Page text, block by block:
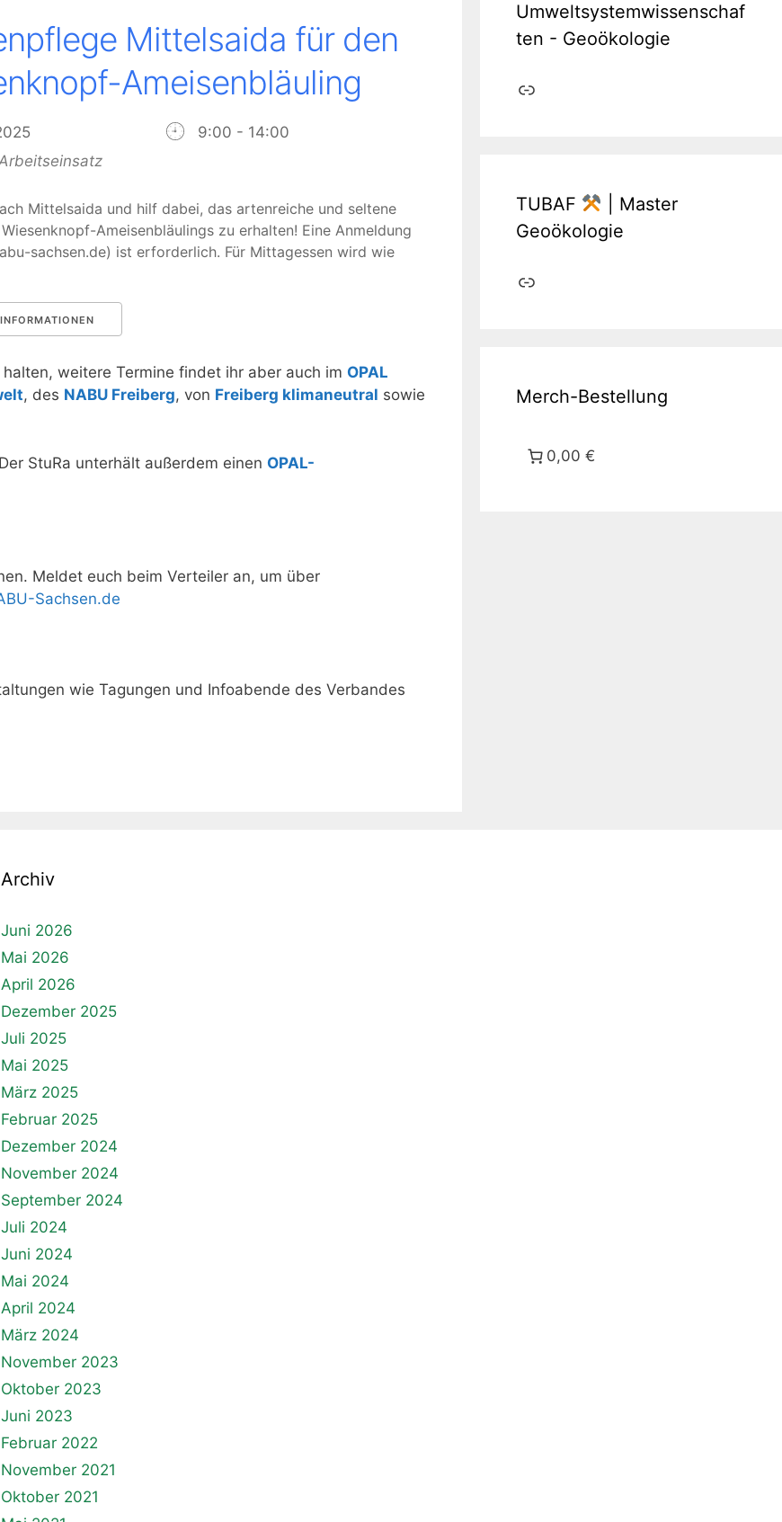
Mittelsaida für den
Ameisenbläuling
9:00 - 14:00
Mittelsaida und hilf dabei, das artenreiche und seltene
Ameisenbläulings zu erhalten! Eine Anmeldung
sachsen.de) ist erforderlich. Für Mittagessen wird wie
weitere Termine findet ihr aber auch im OPAL
, des NABU Freiberg, von Freiberg klimaneutral sowie
StuRa unterhält außerdem einen OPAL-
Meldet euch beim Verteiler an, um über
Sachsen.de
wie Tagungen und Infoabende des Verbandes
Umweltsystemwissenschaf
ten - Geoökologie
Link
TUBAF
| Master
Geoökologie
Link
Merch-Bestellung
0,00 €
Archiv
Juni 2026
Mai 2026
April 2026
Dezember 2025
Juli 2025
Mai 2025
März 2025
Februar 2025
Dezember 2024
November 2024
September 2024
Juli 2024
Juni 2024
Mai 2024
April 2024
März 2024
November 2023
Oktober 2023
Juni 2023
Februar 2022
November 2021
Oktober 2021